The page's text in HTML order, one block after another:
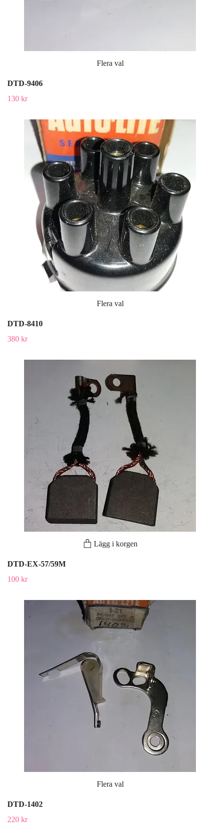
Flera val
DTD-9406
130 kr
Flera val
DTD-8410
380 kr
Lägg i korgen
DTD-EX-57/59M
100 kr
Flera val
DTD-1402
220 kr